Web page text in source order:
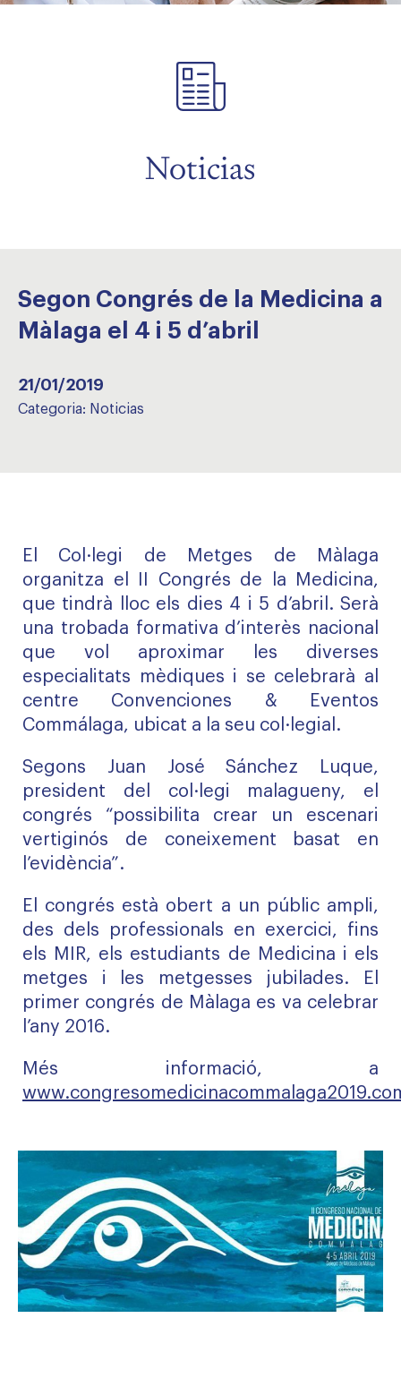
Noticias
Segon Congrés de la Medicina a
Màlaga el 4 i 5 d’abril
21/01/2019
Categoria: Noticias
El Col·legi de Metges de Màlaga
organitza el II Congrés de la Medicina,
que tindrà lloc els dies 4 i 5 d’abril. Serà
una trobada formativa d’interès nacional
que vol aproximar les diverses
especialitats mèdiques i se celebrarà al
centre Convenciones & Eventos
Commálaga, ubicat a la seu col·legial.
Segons Juan José Sánchez Luque,
president del col·legi malagueny, el
congrés “possibilita crear un escenari
vertiginós de coneixement basat en
l’evidència”.
El congrés està obert a un públic ampli,
des dels professionals en exercici, fins
els MIR, els estudiants de Medicina i els
metges i les metgesses jubilades. El
primer congrés de Màlaga es va celebrar
l’any 2016.
Més informació, a